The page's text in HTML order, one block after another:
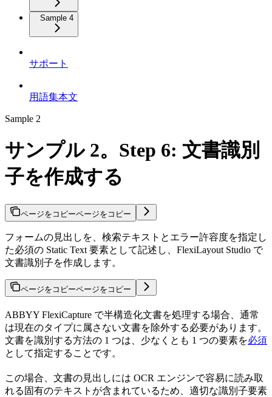
Sample 4
サポート
用語集本文
Sample 2
サンプル 2。Step 6: 文書識別
子を作成する
ページをコピーページをコピー
フォームの見出しを、検索テキストとエラー許容度を指定し
た必須の Static Text 要素として記述し、FlexiLayout Studio で
文書識別子を作成します。
ページをコピーページをコピー
ABBYY FlexiCapture で半構造化文書を処理する場合、通常
は現在のタイプに属さない文書を除外する必要があります。
文書を識別する方法の 1 つは、少なくとも 1 つの要素を必須
として指定することです。
この場合、文書の見出しには OCR エンジンで容易に読み取
れる固有のテキストが含まれているため、適切な識別子要素